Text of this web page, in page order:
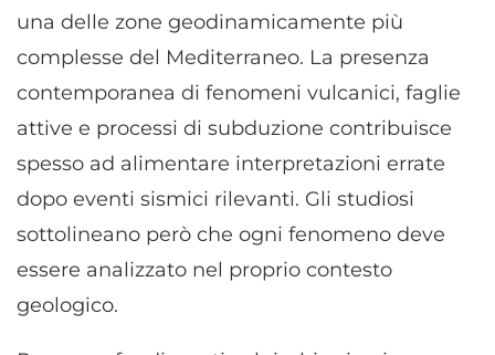
Sempre attivo
Abbinare e combinare dati provenienti da altre
fonti di dati, Collegare diversi dispositivi,
Identificare i dispositivi in base alle informazioni
Utilizzare dati di geolocalizzazione precisi,
Riconoscere i dispositivi in base a informazioni
richieste attivamente.
Garantire la sicurezza, prevenire e
una delle zone geodinamicamente più
complesse del Mediterraneo. La presenza
contemporanea di fenomeni vulcanici, faglie
attive e processi di subduzione contribuisce
spesso ad alimentare interpretazioni errate
dopo eventi sismici rilevanti. Gli studiosi
sottolineano però che ogni fenomeno deve
essere analizzato nel proprio contesto
geologico.